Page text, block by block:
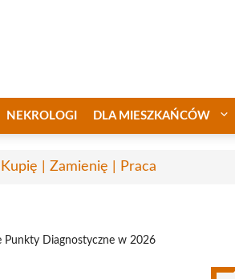
NEKROLOGI DLA MIESZKAŃCÓW
| Zamienię | Praca
Punkty Diagnostyczne w 2026